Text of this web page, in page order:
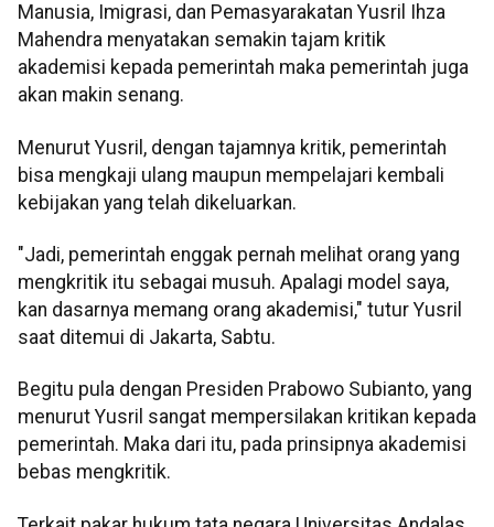
Manusia, Imigrasi, dan Pemasyarakatan Yusril Ihza
Mahendra menyatakan semakin tajam kritik
akademisi kepada pemerintah maka pemerintah juga
akan makin senang.
Menurut Yusril, dengan tajamnya kritik, pemerintah
bisa mengkaji ulang maupun mempelajari kembali
kebijakan yang telah dikeluarkan.
"Jadi, pemerintah enggak pernah melihat orang yang
mengkritik itu sebagai musuh. Apalagi model saya,
kan dasarnya memang orang akademisi," tutur Yusril
saat ditemui di Jakarta, Sabtu.
Begitu pula dengan Presiden Prabowo Subianto, yang
menurut Yusril sangat mempersilakan kritikan kepada
pemerintah. Maka dari itu, pada prinsipnya akademisi
bebas mengkritik.